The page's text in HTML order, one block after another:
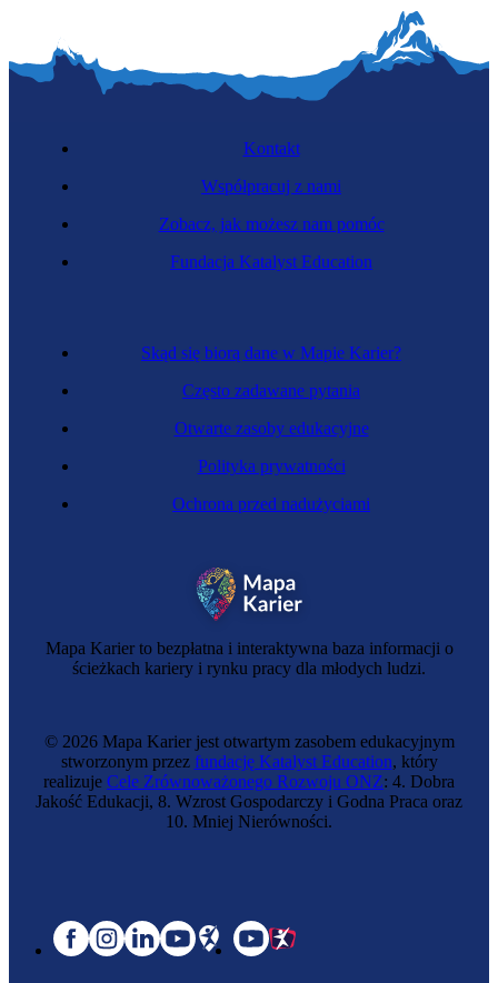
Mapa Karier to bezpłatna i interaktywna baza informacji o
ścieżkach kariery i rynku pracy dla młodych ludzi.
Skąd się biorą dane w Mapie Karier?
Często zadawane pytania
Otwarte zasoby edukacyjne
Polityka prywatności
Ochrona przed nadużyciami
Kontakt
Współpracuj z nami
Zobacz, jak możesz nam pomóc
Fundacja Katalyst Education
© 2026 Mapa Karier jest otwartym zasobem edukacyjnym
stworzonym przez fundację Katalyst Education, który
realizuje Cele Zrównoważonego Rozwoju ONZ: 4. Dobra
Jakość Edukacji, 8. Wzrost Gospodarczy i Godna Praca oraz
10. Mniej Nierówności.